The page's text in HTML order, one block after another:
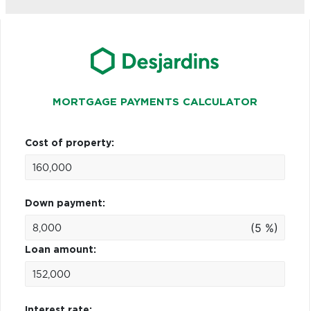
MORTGAGE PAYMENTS CALCULATOR
Cost of property:
Down payment:
(5 %)
Loan amount: